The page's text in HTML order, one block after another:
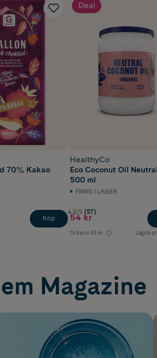
70% Kakao
Köp
Deal
HealthyCo
Eco Coconut Oil Neutral
500 ml
FINNS I LAGER
4.6/5 (57)
54 kr
Ord.pris 63 kr Lägsta
Magazine